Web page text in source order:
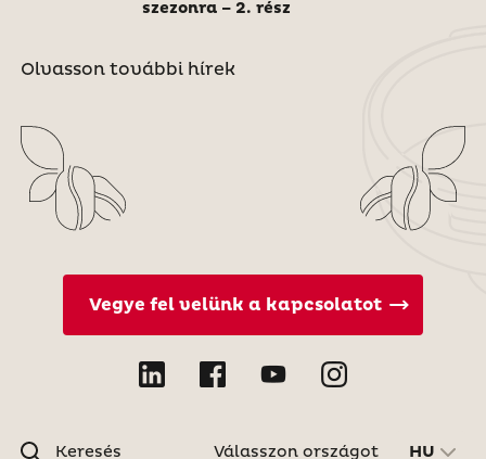
szezonra – 2. rész
Olvasson további hírek
Keresés
Vegye fel velünk a kapcsolatot
Válasszon országot HU